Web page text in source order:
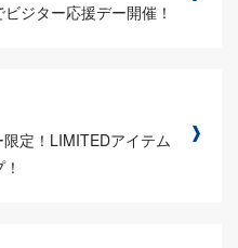
ジター応援デー開催！
限定！LIMITEDアイテム